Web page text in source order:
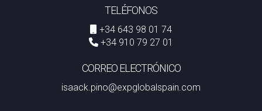
TELÉFONOS
+34 643 98 01 74
+34 910 79 27 01
CORREO ELECTRÓNICO
isaack.pino@expglobalspain.com